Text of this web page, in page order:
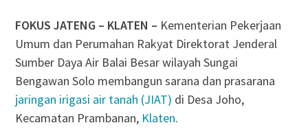
FOKUS JATENG – KLATEN – Kementerian Pekerjaan
Umum dan Perumahan Rakyat Direktorat Jenderal
Sumber Daya Air Balai Besar wilayah Sungai
Bengawan Solo membangun sarana dan prasarana
jaringan irigasi air tanah (JIAT) di Desa Joho,
Kecamatan Prambanan, Klaten.